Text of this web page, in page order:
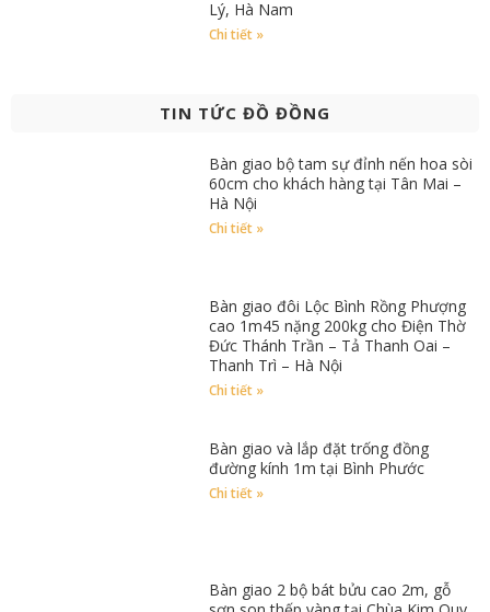
Lý, Hà Nam
Chi tiết »
TIN TỨC ĐỒ ĐỒNG
Bàn giao bộ tam sự đỉnh nến hoa sòi
60cm cho khách hàng tại Tân Mai –
Hà Nội
Chi tiết »
Bàn giao đôi Lộc Bình Rồng Phượng
cao 1m45 nặng 200kg cho Điện Thờ
Đức Thánh Trần – Tả Thanh Oai –
Thanh Trì – Hà Nội
Chi tiết »
Bàn giao và lắp đặt trống đồng
đường kính 1m tại Bình Phước
Chi tiết »
Bàn giao 2 bộ bát bửu cao 2m, gỗ